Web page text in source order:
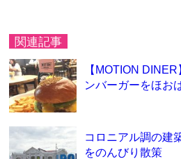
関連記事
【MOTION
ンバーガーをほお
コロニアル調の建
をのんびり散策